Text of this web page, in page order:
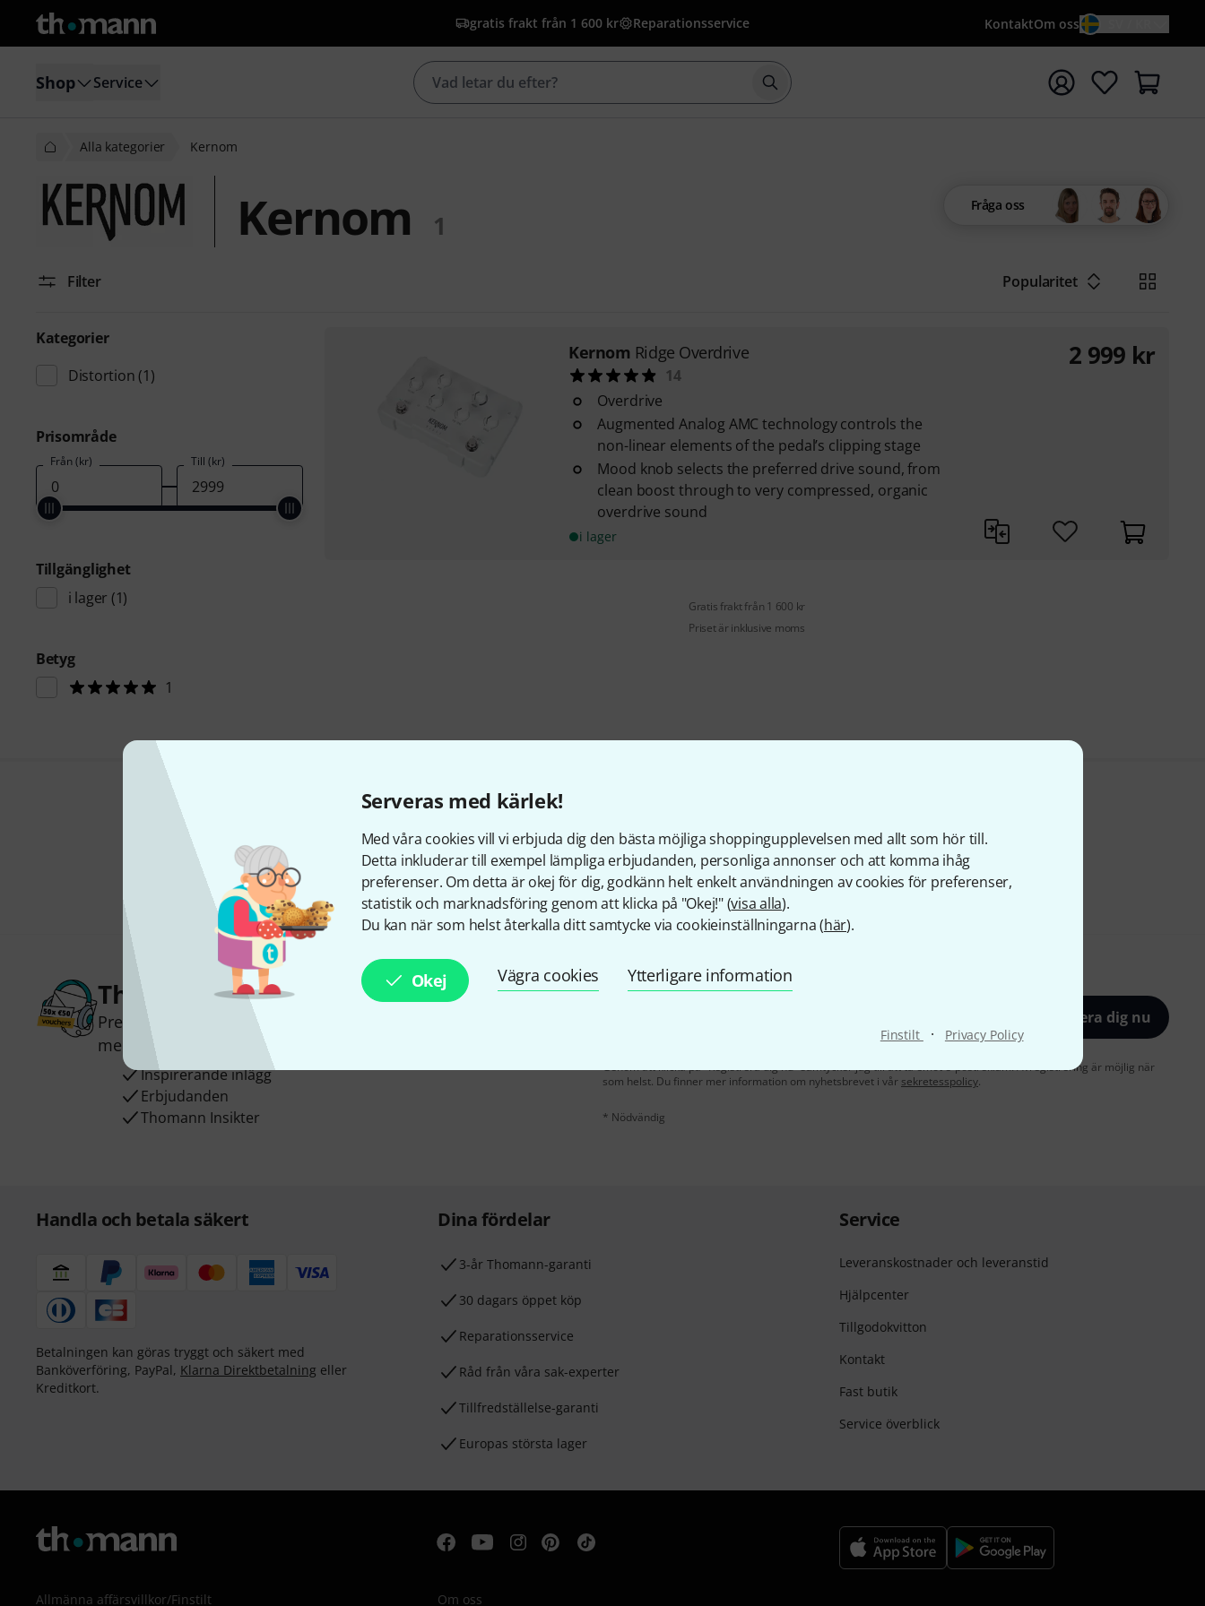
Serveras med kärlek!
Med våra cookies vill vi erbjuda dig den bästa möjliga shoppingupplevelsen med allt som hör till.
Detta inkluderar till exempel lämpliga erbjudanden, personliga annonser och att komma ihåg
preferenser. Om detta är okej för dig, godkänn helt enkelt användningen av cookies för preferenser,
statistik och marknadsföring genom att klicka på "Okej!" (visa alla).
Du kan när som helst återkalla ditt samtycke via cookieinställningarna (här).
Okej Vägra cookies Ytterligare information
Finstilt · Privacy Policy
gratis frakt från 1 600 kr Reparationsservice KontaktOm oss
Shop Service Börja sökningen med söktermen {searchTerm}
Alla kategorier Kernom
Kernom 1
Fråga oss
Filter Popularitet
Kategorier
Distortion (1)
Prisområde
Från (kr) Till (kr)
Tillgänglighet
i lager (1)
Betyg
1
Kernom Ridge Overdrive
14
Overdrive
Augmented Analog AMC technology controls the
non-linear elements of the pedal’s clipping stage
Mood knob selects the preferred drive sound, from
clean boost through to very compressed, organic
overdrive sound
i lager
2 999 kr
Gratis frakt från 1 600 kr
Priset är inklusive moms
Gillar du vad du ser?
Dela Hjälp & Feedback
Thomann nyhetsbrev
Prenumererar på Thomanns Nyhetsbrev på engelska och du kan
med lite tur vinna en
50 kupong
Inspirerande inlägg
Erbjudanden
Thomann Insikter
Registrera dig nu
Genom att klicka på "Registrera dig nu" samtycker jag till att ta emot e-postreklam. Avregistrering är möjlig när
som helst. Du finner mer information om nyhetsbrevet i vår sekretesspolicy.
* Nödvändig
Handla och betala säkert
Betalningen kan göras tryggt och säkert med
Banköverföring, PayPal, Klarna Direktbetalning eller
Kreditkort.
Dina fördelar
3-år Thomann-garanti
30 dagars öppet köp
Reparationsservice
Råd från våra sak-experter
Tillfredställelse-garanti
Europas största lager
Service
Leveranskostnader och leveranstid
Hjälpcenter
Tillgodokvitton
Kontakt
Fast butik
Service överblick
Allmänna affärsvillkor/Finstilt Om oss